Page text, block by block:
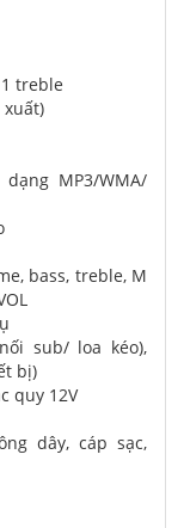
treble
xuất)
MP3/WMA/
bass, treble, M
sub/ loa kéo),
bị)
quy 12V
dây, cáp sạc,